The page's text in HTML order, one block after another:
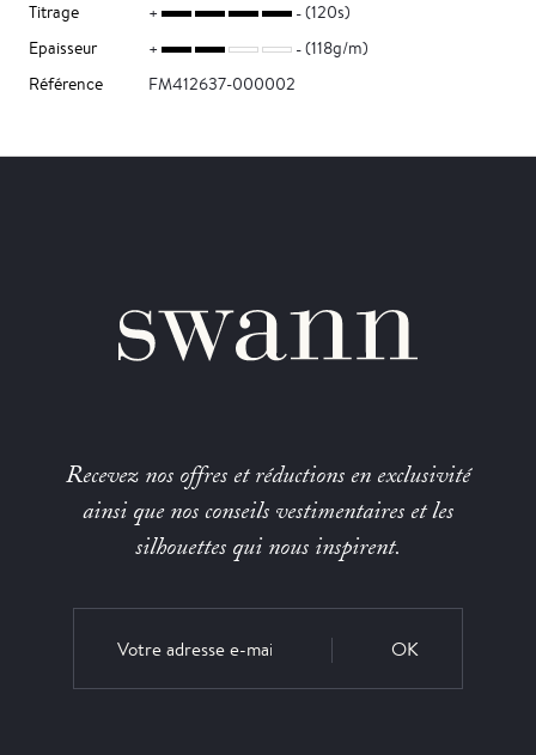
Titrage
(120s)
Epaisseur
(118g/m)
Référence
FM412637-000002
Recevez nos offres et réductions en exclusivité
ainsi que nos conseils vestimentaires et les
silhouettes qui nous inspirent.
OK